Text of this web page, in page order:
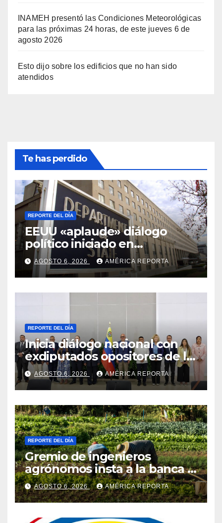
INAMEH presentó las Condiciones Meteorológicas
para las próximas 24 horas, de este jueves 6 de
agosto 2026
Esto dijo sobre los edificios que no han sido
atendidos
Te has perdido
REPORTE DEL DÍA
EEUU «aplaude» diálogo
político iniciado en
Venezuela
AGOSTO 6, 2026 AMÉRICA REPORTA
REPORTE DEL DÍA
Inicia diálogo nacional con
exdiputados opositores de la
AN de 2015
AGOSTO 6, 2026 AMÉRICA REPORTA
REPORTE DEL DÍA
Gremio de ingenieros
agrónomos insta a la banca a
financiar la agricultura
familiar
AGOSTO 6, 2026 AMÉRICA REPORTA